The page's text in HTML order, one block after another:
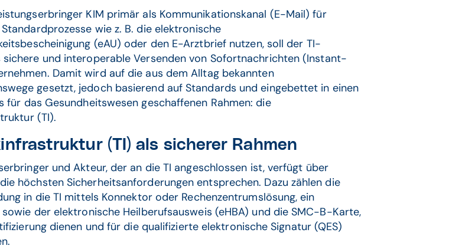
KIM primär als Kommunikationskanal (E-Mail) für
wie z. B. die elektronische
(eAU) oder den E-Arztbrief nutzen, soll der TI-
sichere und interoperable Versenden von Sofortnachrichten (Instant-
Damit wird auf die aus dem Alltag bekannten
gesetzt, jedoch basierend auf Standards und eingebettet in einen
für das Gesundheitswesen geschaffenen Rahmen: die
(TI).
(TI) als sicherer Rahmen
und Akteur, der an die TI angeschlossen ist, verfügt über
höchsten Sicherheitsanforderungen entsprechen. Dazu zählen die
in die TI mittels Konnektor oder Rechenzentrumslösung, ein
der elektronische Heilberufsausweis (eHBA) und die SMC-B-Karte,
dienen und für die qualifizierte elektronische Signatur (QES)